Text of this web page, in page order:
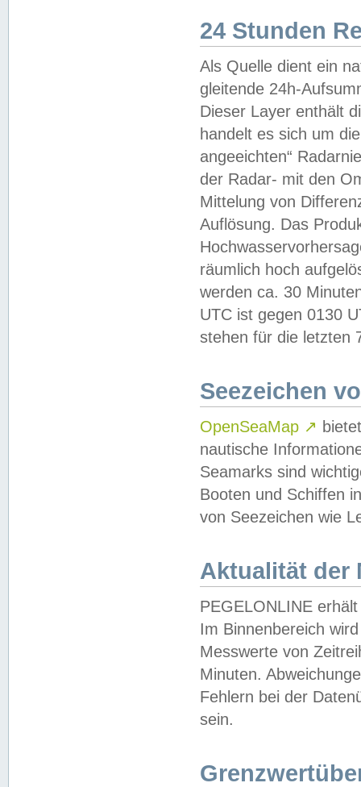
24 Stunden
Als Quelle dient ein
gleitende 24h-
Dieser Layer enthält
handelt es sich um
angeeichten“
der Radar- mit den
Mittelung von
Auflösung. Das
räumlich hoch
werden ca. 30
UTC ist gegen 0130
stehen für die letzten
Seezeichen
OpenSeaMap ↗
nautische
Seamarks sind
Booten und Schiffen
von Seezeichen wie
Aktualität der
PEGELONLINE
Im Binnenbereich
Messwerte von
Minuten.
Fehlern bei der
sein.